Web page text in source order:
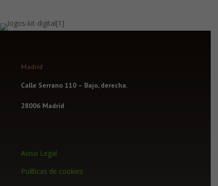
Madrid
Calle Serrano 110 – Bajo, derecha.
28006 Madrid
Aviso Legal
Políticas de cookies